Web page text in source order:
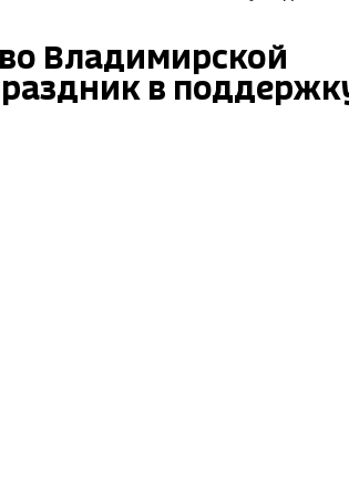
Владимирской
в